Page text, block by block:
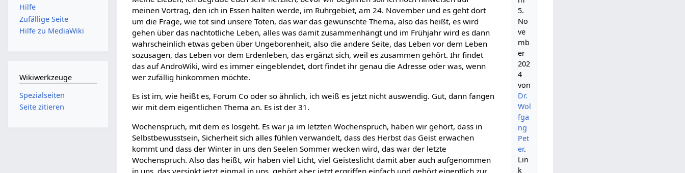
5.
No
ve
mb
er
202
4
von
Dr.
Wol
fga
ng
Pet
er.
Lin
k
meinen Vortrag, den ich in Essen halten werde, im Ruhrgebiet, am 24. November und es geht dort
um die Frage, wie tot sind unsere Toten, das war das gewünschte Thema, also das heißt, es wird
gehen über das nachtotliche Leben, alles was damit zusammenhängt und im Frühjahr wird es dann
wahrscheinlich etwas geben über Ungeborenheit, also die andere Seite, das Leben vor dem Leben
sozusagen, das Leben vor dem Erdenleben, das ergänzt sich, weil es zusammen gehört. Ihr findet
das auf AndroWiki, wird es immer eingeblendet, dort findet ihr genau die Adresse oder was, wenn
wer zufällig hinkommen möchte.
Es ist im, wie heißt es, Forum Co oder so ähnlich, ich weiß es jetzt nicht auswendig. Gut, dann fangen
wir mit dem eigentlichen Thema an. Es ist der 31.
Wochenspruch, mit dem es losgeht. Es war ja im letzten Wochenspruch, haben wir gehört, dass in
Selbstbewusstsein, Sicherheit sich alles fühlen verwandelt, dass des Herbst das Geist erwachen
kommt und dass der Winter in uns den Seelen Sommer wecken wird, das war der letzte
Wochenspruch. Also das heißt, wir haben viel Licht, viel Geisteslicht damit aber auch aufgenommen
in uns, das versinkt jetzt einmal in uns, gehört aber jetzt ergriffen einfach und gehört eigentlich zur
Hilfe
Zufällige Seite
Hilfe zu MediaWiki
Wikiwerkzeuge
Spezialseiten
Seite zitieren